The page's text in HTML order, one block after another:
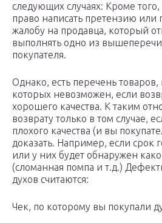
следующих случаях: Кроме
право написать претензию или
жалобу на продавца, который
выполнять одно из
покупателя.
Однако, есть перечень
которых невозможен, если
хорошего качества. К таким
возврату только в том случае,
плохого качества (и вы
доказать. Например, если срок
или у них будет обнаружен
(сломанная помпа и т.д.)
духов считаются:
Чек, по которому вы покупали